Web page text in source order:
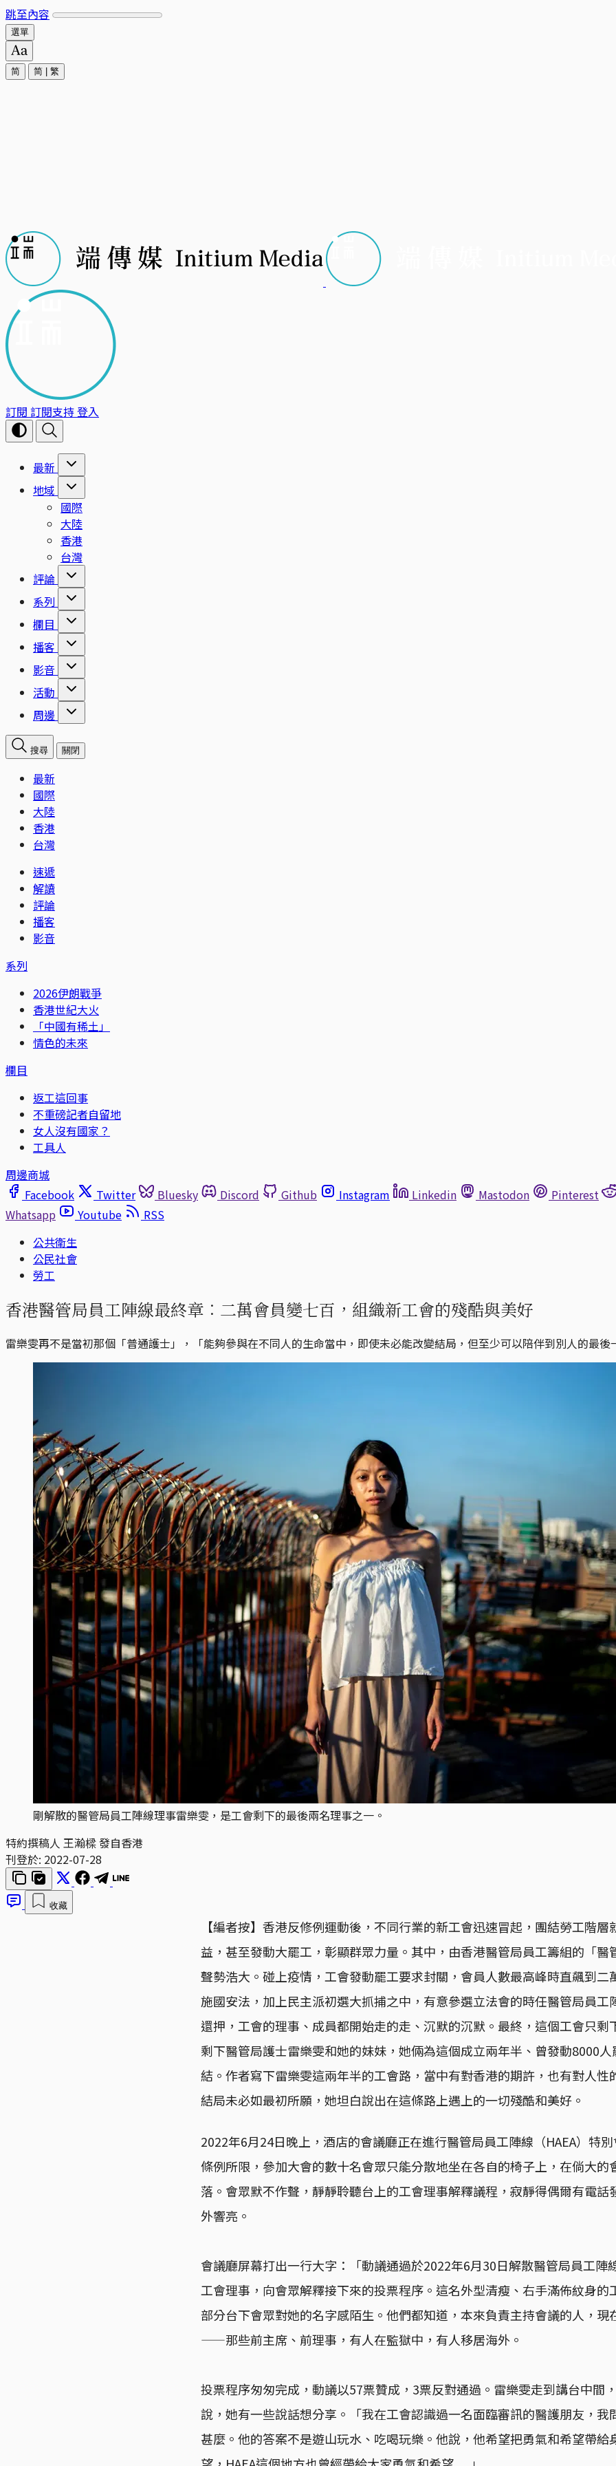
跳至內容
選單
简 简 繁
訂閱 訂閱支持登入
最新
地域
國際
大陸
香港
台灣
評論
系列
欄目
播客
影音
活動
周邊
搜尋 關閉
最新
國際
大陸
香港
台灣
速遞
解讀
評論
播客
影音
系列
2026伊朗戰爭
香港世紀大火
「中國有稀土」
情色的未來
欄目
返工這回事
不重磅記者自留地
女人沒有國家？
工具人
周邊商城
Facebook
Twitter Bluesky Discord Github Instagram Linkedin Mastodon
Pinterest
Whatsapp
Youtube
RSS
公共衛生
公民社會
勞工
香港醫管局員工陣線最終章︰二萬會員變七百，組織新工會的殘酷與美好
雷樂雯再不是當初那個「普通護士」，「能夠參與在不同人的生命當中，即使未必能改變結局，但至少可以陪伴到別人的最後
剛解散的醫管局員工陣線理事雷樂雯，是工會剩下的最後兩名理事之一。
特約撰稿人 王瀚樑 發自香港
刊登於: 2022-07-28
收藏
【編者按】香港反修例運動後，不同行業的新工會迅速冒起，團結勞工階
益，甚至發動大罷工，彰顯群眾力量。其中，由香港醫管局員工籌組的「醫
聲勢浩大。碰上疫情，工會發動罷工要求封關，會員人數最高峰時直飆到二
施國安法，加上民主派初選大抓捕之中，有意參選立法會的時任醫管局員工
還押，工會的理事、成員都開始走的走、沉默的沉默。最終，這個工會只剩
剩下醫管局護士雷樂雯和她的妹妹，她倆為這個成立兩年半、曾發動8000
結。作者寫下雷樂雯這兩年半的工會路，當中有對香港的期許，也有對人性
結局未必如最初所願，她坦白說出在這條路上遇上的一切殘酷和美好。
2022年6月24日晚上，酒店的會議廳正在進行醫管局員工陣線（HAEA）特
條例所限，參加大會的數十名會眾只能分散地坐在各自的椅子上，在倘大的
落。會眾默不作聲，靜靜聆聽台上的工會理事解釋議程，寂靜得偶爾有電話
外響亮。
會議廳屏幕打出一行大字：「動議通過於2022年6月30日解散醫管局員工陣
工會理事，向會眾解釋接下來的投票程序。這名外型清瘦、右手滿佈紋身的
部分台下會眾對她的名字感陌生。他們都知道，本來負責主持會議的人，現
——那些前主席、前理事，有人在監獄中，有人移居海外。
投票程序匆匆完成，動議以57票贊成，3票反對通過。雷樂雯走到講台中間
說，她有一些說話想分享。「我在工會認識過一名面臨審訊的醫護朋友，我
甚麼。他的答案不是遊山玩水、吃喝玩樂。他說，他希望把勇氣和希望帶給